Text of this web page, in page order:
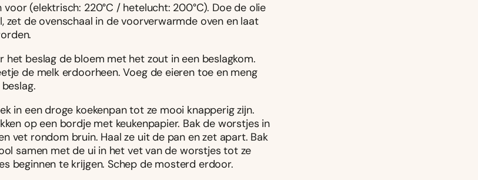
(elektrisch: 220°C / hetelucht: 200°C). Doe de olie
zet de ovenschaal in de voorverwarmde oven en laat
het beslag de bloem met het zout in een beslagkom.
de melk erdoorheen. Voeg de eieren toe en meng
in een droge koekenpan tot ze mooi knapperig zĳn.
op een bordje met keukenpapier. Bak de worstjes in
vet rondom bruin. Haal ze uit de pan en zet apart. Bak
samen met de ui in het vet van de worstjes tot ze
beginnen te krĳgen. Schep de mosterd erdoor.